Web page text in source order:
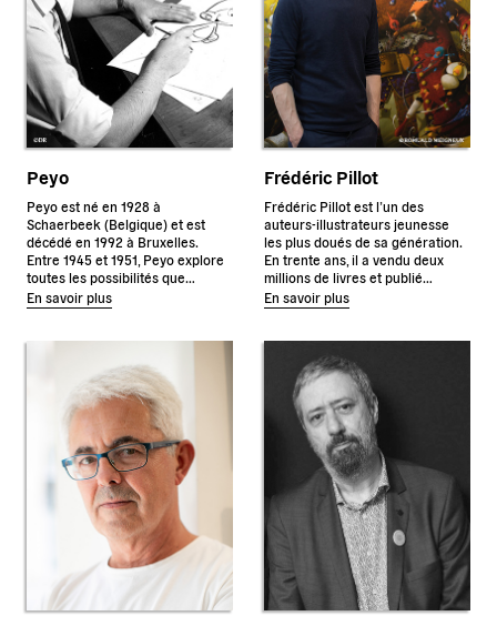
Peyo
Peyo est né en 1928 à
Schaerbeek (Belgique) et est
décédé en 1992 à Bruxelles.
Entre 1945 et 1951, Peyo explore
toutes les possibilités que…
En savoir plus
Frédéric Pillot
Frédéric Pillot est l’un des
auteurs-illustrateurs jeunesse
les plus doués de sa génération.
En trente ans, il a vendu deux
millions de livres et publié…
En savoir plus